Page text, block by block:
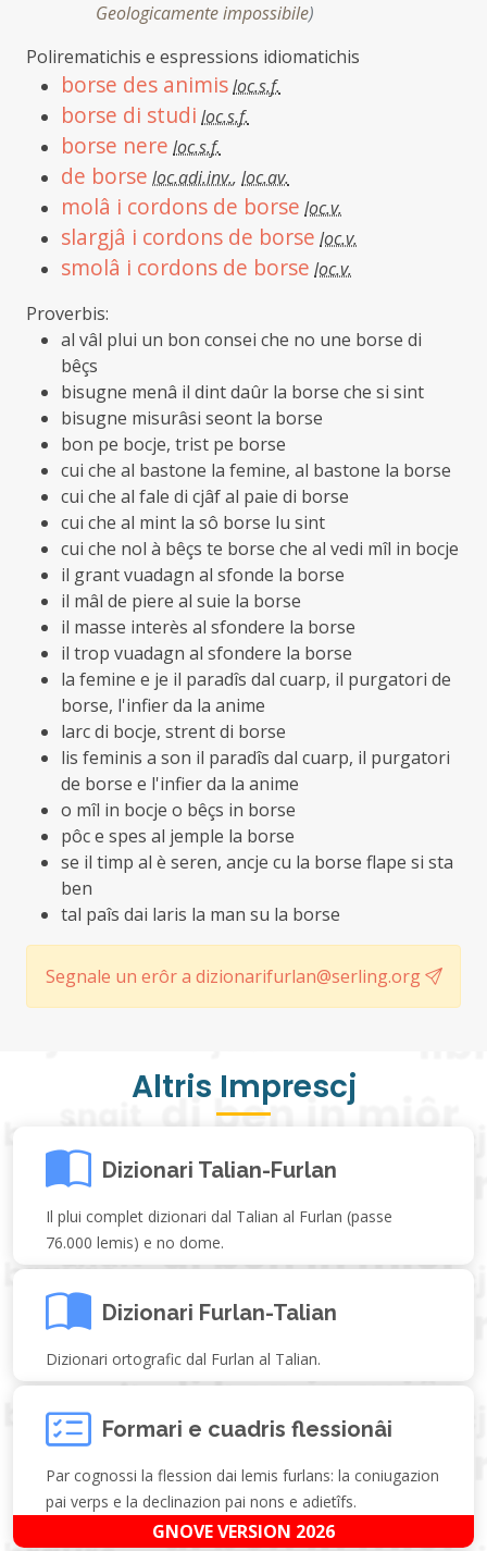
Geologicamente impossibile)
Polirematichis e espressions idiomatichis
borse des animisloc.s.f.
borse di studi loc.s.f.
borse nere loc.s.f.
de borse loc.adi.inv., loc.av.
molâ i cordons de borse loc.v.
slargjâ i cordons de borse loc.v.
smolâ i cordons de borse loc.v.
Proverbis:
al vâl plui un bon consei che no une borse di
bêçs
bisugne menâ il dint daûr la borse che si sint
bisugne misurâsi seont la borse
bon pe bocje, trist pe borse
cui che al bastone la femine, al bastone la borse
cui che al fale di cjâf al paie di borse
cui che al mint la sô borse lu sint
cui che nol à bêçs te borse che al vedi mîl in bocje
il grant vuadagn al sfonde la borse
il mâl de piere al suie la borse
il masse interès al sfondere la borse
il trop vuadagn al sfondere la borse
la femine e je il paradîs dal cuarp, il purgatori de
borse, l'infier da la anime
larc di bocje, strent di borse
lis feminis a son il paradîs dal cuarp, il purgatori
de borse e l'infier da la anime
o mîl in bocje o bêçs in borse
pôc e spes al jemple la borse
se il timp al è seren, ancje cu la borse flape si sta
ben
tal paîs dai laris la man su la borse
Segnale un erôr a dizionarifurlan@serling.org
Altris Imprescj
Dizionari Talian-Furlan
Il plui complet dizionari dal Talian al Furlan (passe
76.000 lemis) e no dome.
Dizionari Furlan-Talian
Dizionari ortografic dal Furlan al Talian.
Formari e cuadris flessionâi
Par cognossi la flession dai lemis furlans: la coniugazion
pai verps e la declinazion pai nons e adietîfs.
GNOVE VERSION 2026